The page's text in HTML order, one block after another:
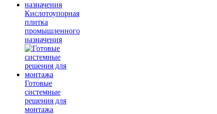
Кислотоупорная
плитка
промышленного
назначения
Готовые
системные
решения для
монтажа